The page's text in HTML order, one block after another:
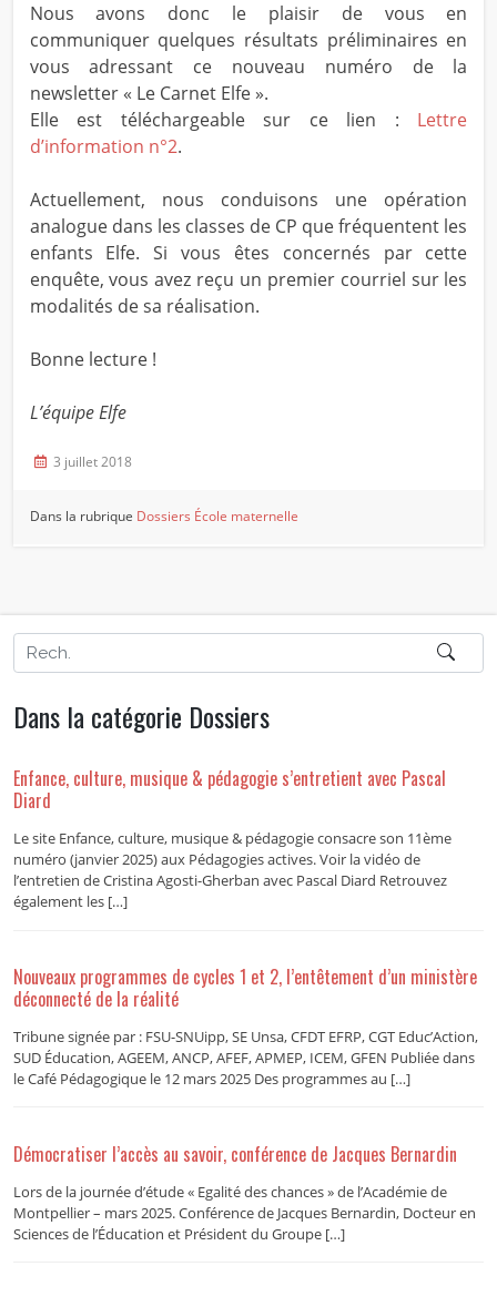
Nous avons donc le plaisir de vous en
communiquer quelques résultats préliminaires en
vous adressant ce nouveau numéro de la
newsletter « Le Carnet Elfe ».
Elle est téléchargeable sur ce lien : Lettre
d’information n°2.
Actuellement, nous conduisons une opération
analogue dans les classes de CP que fréquentent les
enfants Elfe. Si vous êtes concernés par cette
enquête, vous avez reçu un premier courriel sur les
modalités de sa réalisation.
Bonne lecture !
L’équipe Elfe
3 juillet 2018
Dans la rubrique Dossiers École maternelle
Dans la catégorie Dossiers
Enfance, culture, musique & pédagogie s’entretient avec Pascal
Diard
Le site Enfance, culture, musique & pédagogie consacre son 11ème
numéro (janvier 2025) aux Pédagogies actives. Voir la vidéo de
l’entretien de Cristina Agosti-Gherban avec Pascal Diard Retrouvez
également les […]
Nouveaux programmes de cycles 1 et 2, l’entêtement d’un ministère
déconnecté de la réalité
Tribune signée par : FSU-SNUipp, SE Unsa, CFDT EFRP, CGT Educ’Action,
SUD Éducation, AGEEM, ANCP, AFEF, APMEP, ICEM, GFEN Publiée dans
le Café Pédagogique le 12 mars 2025 Des programmes au […]
Démocratiser l’accès au savoir, conférence de Jacques Bernardin
Lors de la journée d’étude « Egalité des chances » de l’Académie de
Montpellier – mars 2025. Conférence de Jacques Bernardin, Docteur en
Sciences de l’Éducation et Président du Groupe […]